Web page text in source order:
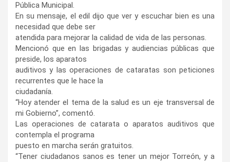
Pública Municipal.
En su mensaje, el edil dijo que ver y escuchar bien es una
necesidad que debe ser
atendida para mejorar la calidad de vida de las personas.
Mencionó que en las brigadas y audiencias públicas que
preside, los aparatos
auditivos y las operaciones de cataratas son peticiones
recurrentes que le hace la
ciudadanía.
“Hoy atender el tema de la salud es un eje transversal de
mi Gobierno”, comentó.
Las operaciones de catarata o aparatos auditivos que
contempla el programa
puesto en marcha serán gratuitos.
“Tener ciudadanos sanos es tener un mejor Torreón, y a